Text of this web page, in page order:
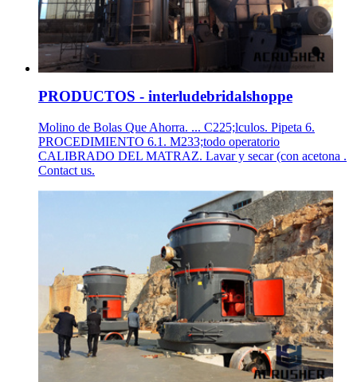
PRODUCTOS - interludebridalshoppe
Molino de Bolas Que Ahorra. ... C225;lculos. Pipeta 6.
PROCEDIMIENTO 6.1. M233;todo operatorio
CALIBRADO DEL MATRAZ. Lavar y secar (con acetona .
Contact us.